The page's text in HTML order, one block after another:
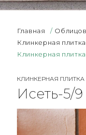
Главная /
Клинкерная
Клинкерная
КЛИНКЕРНАЯ ПЛИТКА
Исеть-5/9